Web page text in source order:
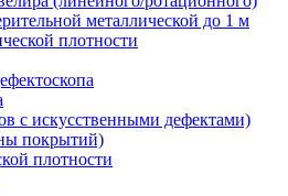
металлической до 1 м
плотности
с искусственными дефектами)
покрытий)
плотности